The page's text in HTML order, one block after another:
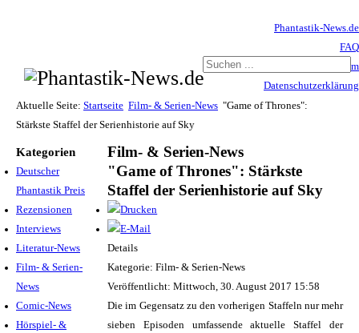
Phantastik-News.de
FAQ
Impressum
Datenschutzerklärung
Haftungsausschluss
Aktuelle Seite: Startseite Film- & Serien-News "Game of Thrones":
Stärkste Staffel der Serienhistorie auf Sky
Kategorien
Deutscher
Phantastik Preis
Rezensionen
Interviews
Literatur-News
Film- & Serien-
News
Comic-News
Hörspiel- &
Film- & Serien-News
"Game of Thrones": Stärkste
Staffel der Serienhistorie auf Sky
Details
Kategorie: Film- & Serien-News
Veröffentlicht: Mittwoch, 30. August 2017 15:58
Die im Gegensatz zu den vorherigen Staffeln nur mehr
sieben Episoden umfassende aktuelle Staffel der